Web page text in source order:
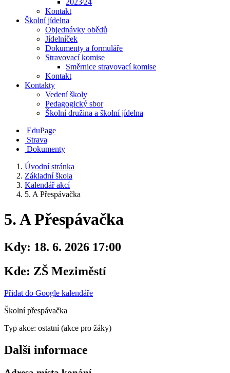
2023⁄24
Kontakt
Školní jídelna
Objednávky obědů
Jídelníček
Dokumenty a formuláře
Stravovací komise
Směrnice stravovací komise
Kontakt
Kontakty
Vedení školy
Pedagogický sbor
Školní družina a školní jídelna
EduPage
Strava
Dokumenty
Úvodní stránka
Základní škola
Kalendář akcí
5. A Přespávačka
5. A Přespávačka
Kdy: 18. 6. 2026 17:00
Kde: ZŠ Meziměstí
Přidat do Google kalendáře
Školní přespávačka
Typ akce: ostatní (akce pro žáky)
Další informace